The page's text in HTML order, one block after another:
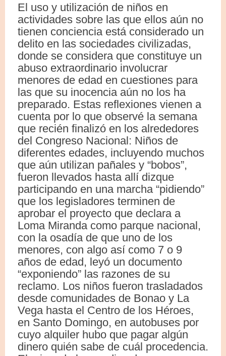
El uso y utilización de niños en
actividades sobre las que ellos aún no
tienen conciencia está considerado un
delito en las sociedades civilizadas,
donde se considera que constituye un
abuso extraordinario involucrar
menores de edad en cuestiones para
las que su inocencia aún no los ha
preparado. Estas reflexiones vienen a
cuenta por lo que observé la semana
que recién finalizó en los alrededores
del Congreso Nacional: Niños de
diferentes edades, incluyendo muchos
que aún utilizan pañales y “bobos”,
fueron llevados hasta allí dizque
participando en una marcha “pidiendo”
que los legisladores terminen de
aprobar el proyecto que declara a
Loma Miranda como parque nacional,
con la osadía de que uno de los
menores, con algo así como 7 o 9
años de edad, leyó un documento
“exponiendo” las razones de su
reclamo. Los niños fueron trasladados
desde comunidades de Bonao y La
Vega hasta el Centro de los Héroes,
en Santo Domingo, en autobuses por
cuyo alquiler hubo que pagar algún
dinero quién sabe de cuál procedencia.